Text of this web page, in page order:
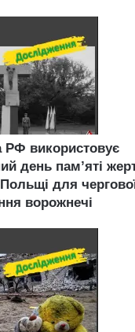
РФ використовує
день пам’яті
для
ворожнечі